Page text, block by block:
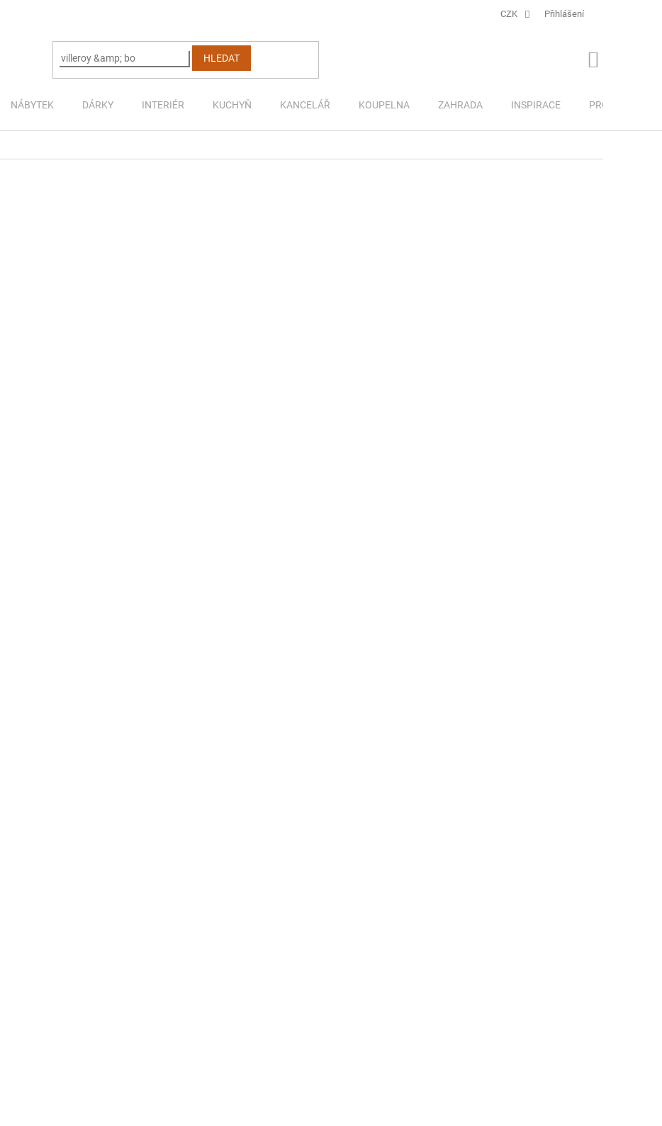
CZK Přihlášení
HLEDAT
NÁBYTEK DÁRKY INTERIÉR KUCHYŇ KANCELÁŘ KOUPELNA ZAHRADA INSPIRACE PRO DĚTI